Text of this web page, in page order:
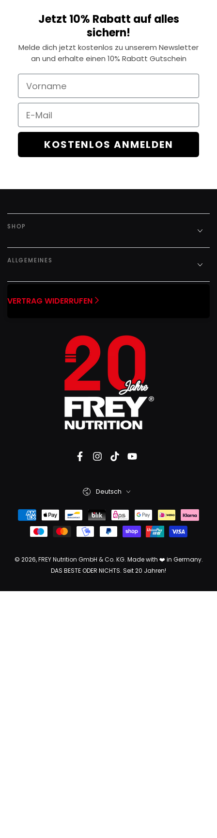
Jetzt 10% Rabatt auf alles
sichern!
Melde dich jetzt kostenlos zu unserem Newsletter
an und erhalte einen 10% Rabatt Gutschein
Vorname
Email
KOSTENLOS ANMELDEN
SHOP
ALLGEMEINES
VERTRAG WIDERRUFEN
© 2026,FREY Nutrition GmbH & Co. KG. Made with ❤️ in Germany.
DAS BESTE ODER NICHTS. Seit 20 Jahren!
Deutsch